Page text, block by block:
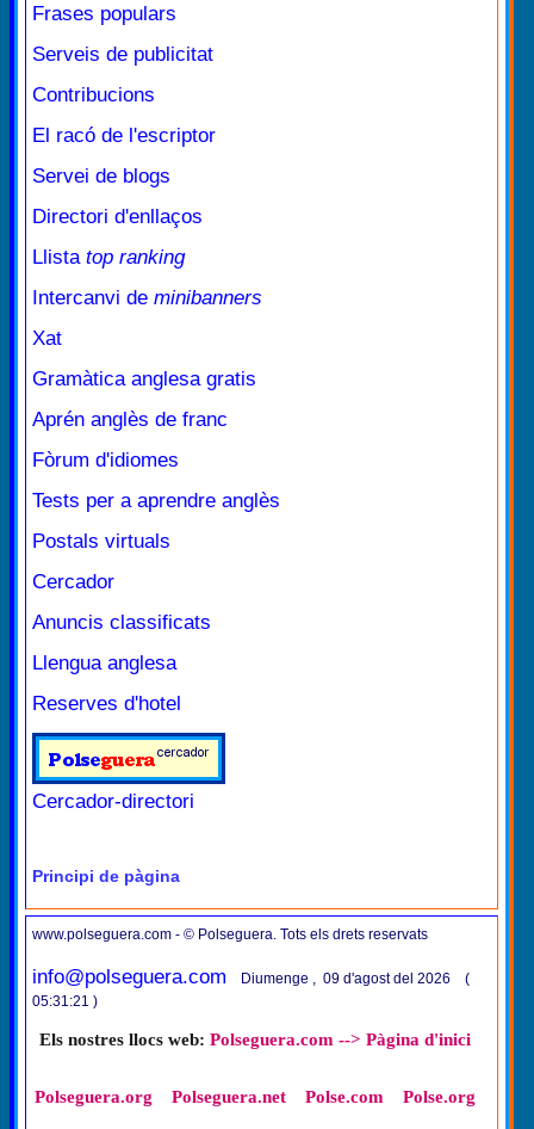
Frases populars
Serveis de publicitat
Contribucions
El racó de l'escriptor
Servei de blogs
Directori d'enllaços
Llista top ranking
Intercanvi de minibanners
Xat
Gramàtica anglesa gratis
Aprén anglès de franc
Fòrum d'idiomes
Tests per a aprendre anglès
Postals virtuals
Cercador
Anuncis classificats
Llengua anglesa
Reserves d'hotel
Cercador-directori
Principi de pàgina
www.polseguera.com - © Polseguera. Tots els drets reservats
info@polseguera.com
Diumenge , 09 d'agost del 2026 (
05:31:21 )
Els nostres llocs web: Polseguera.com --> Pàgina d'inici
Polseguera.org Polseguera.net Polse.com Polse.org